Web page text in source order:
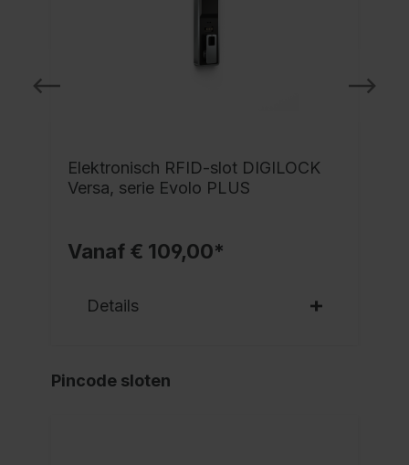
Elektronisch RFID-slot DIGILOCK
Versa, serie Evolo PLUS
Vanaf € 109,00*
Details
Pincode sloten